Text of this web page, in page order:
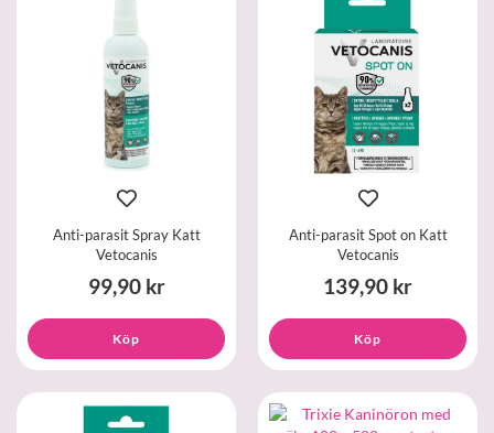
Anti-parasit Spray Katt
Vetocanis
99,90 kr
Köp
Anti-parasit Spot on Katt
Vetocanis
139,90 kr
Köp